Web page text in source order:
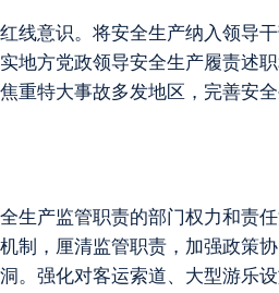
意识。将安全生产纳入领导
方党政领导安全生产履责述职
重特大事故多发地区，完善安
产监管职责的部门权力和责
制，厘清监管职责，加强政策
。强化对客运索道、大型游乐